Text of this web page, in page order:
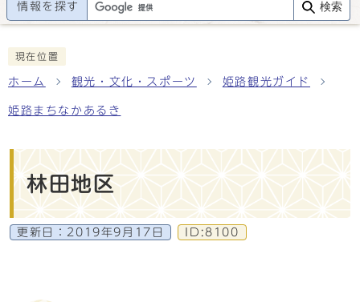
情報を探す 検索
現在位置
ホーム 観光・文化・スポーツ 姫路観光ガイド
姫路まちなかあるき
林田地区
更新日： 2019年9月17日 ID:8100